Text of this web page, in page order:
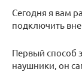
Сегодня я вам
подключить
Первый способ
наушники, он